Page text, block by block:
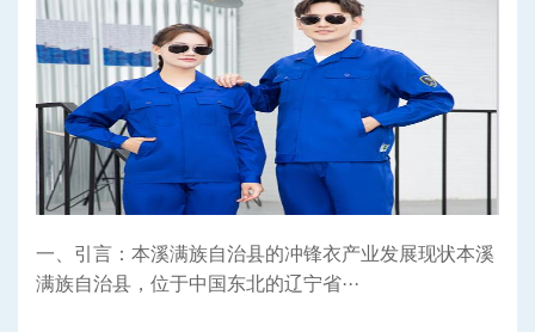
一、引言：本溪满族自治县的冲锋衣产业发展现状本溪
满族自治县，位于中国东北的辽宁省···